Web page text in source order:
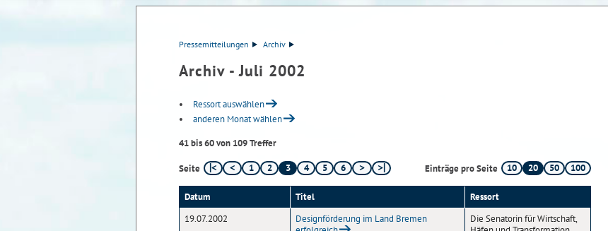
Pressemitteilungen Archiv
Archiv - Juli 2002
Ressort auswählen
anderen Monat wählen
41 bis 60 von 109 Treffer
Seite 1 2 3 4 5 6 Einträge pro Seite 10 20 50 100
Datum Titel
Ressort
19.07.2002
Designförderung im Land Bremen
Die Senatorin für Wirtschaft,